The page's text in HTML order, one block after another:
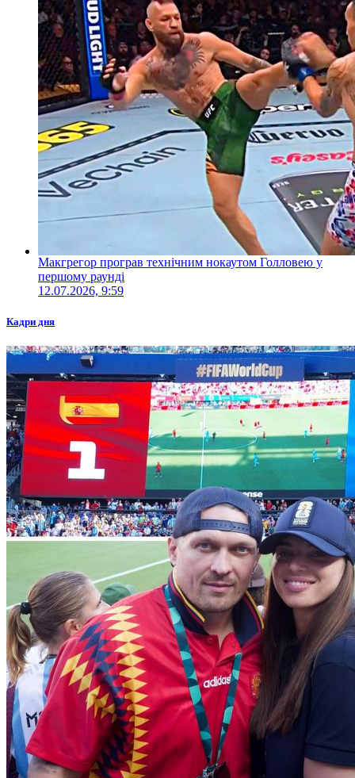
Макгрегор програв технічним нокаутом Голловею у
першому раунді
12.07.2026, 9:59
Кадри дня